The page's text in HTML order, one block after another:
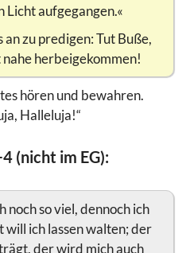
Licht aufgegangen.«
zu predigen: Tut Buße,
herbeigekommen!
hören und bewahren.
Halleluja!“
(nicht im EG):
noch so viel, dennoch ich
ich lassen walten; der
der wird mich auch